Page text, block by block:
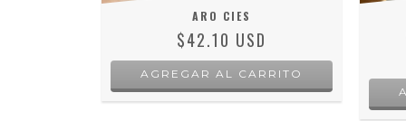
ARO CIES
$42.10 USD